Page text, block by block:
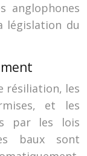
anglophones
législation du
résiliation, les
et les
par les lois
baux sont